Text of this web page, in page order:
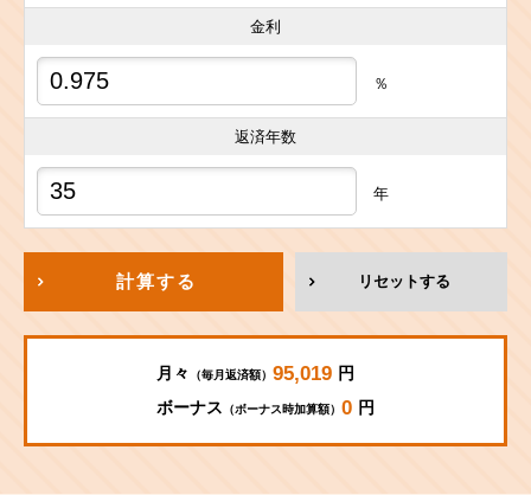
金利
％
返済年数
年
計算する リセットする
月々 （毎月返済額） 95,019 円
ボーナス （ボーナス時加算額） 0 円